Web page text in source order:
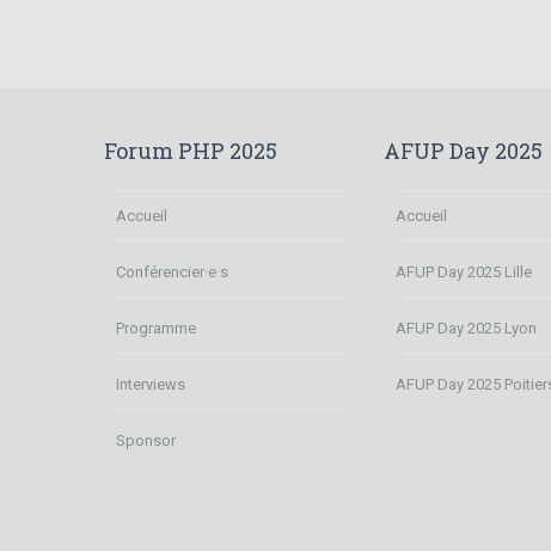
Forum PHP 2025
Accueil
Conférencier·e·s
Programme
Interviews
Sponsor
AFUP Day 2025
Accueil
AFUP Day 2025 Lille
AFUP Day 2025 Lyon
AFUP Day 2025